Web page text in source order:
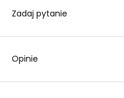
Zadaj pytanie
Opinie